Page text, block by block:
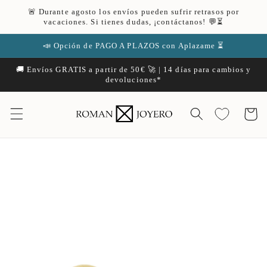
directamente
al contenido
🚨 Durante agosto los envíos pueden sufrir retrasos por
vacaciones. Si tienes dudas, ¡contáctanos! 💬⏳
📣 Opción de PAGO A PLAZOS con Aplazame ⏳
🚚 Envíos GRATIS a partir de 50€ 🚀 | 14 días para cambios y
devoluciones*
Carrito